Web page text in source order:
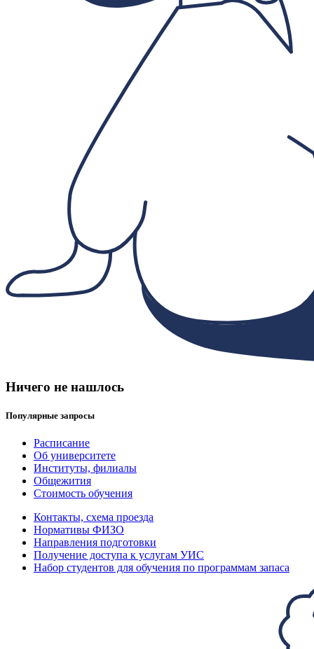
Ничего не нашлось
Популярные запросы
Расписание
Об университете
Институты, филиалы
Общежития
Стоимость обучения
Контакты, схема проезда
Нормативы ФИЗО
Направления подготовки
Получение доступа к услугам УИС
Набор студентов для обучения по программам запаса